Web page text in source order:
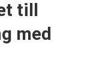
till
med